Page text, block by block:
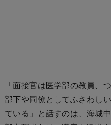
「面接官は医学部の教員、
部下や同僚としてふさわし
ている」と話すのは、海城